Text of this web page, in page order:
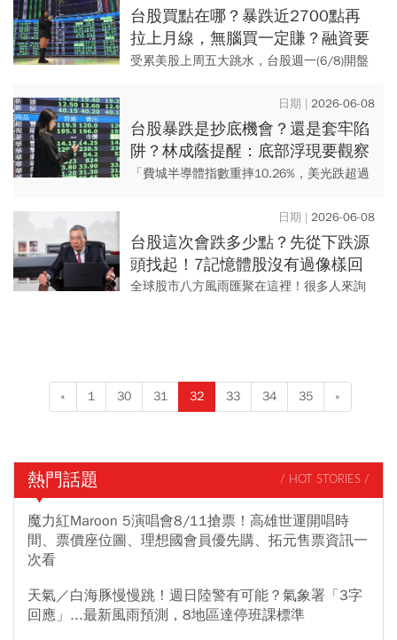
來到42376...
台股買點在哪？暴跌近2700點再
拉上月線，無腦買一定賺？融資要
殺多少才夠？股海老手給「搶股最
受累美股上周五大跳水，台股週一(6/8)開盤
暴跌近2700點，寫下台股史上盤中最大跌點
紀錄，上市公...
2026-06-08
台股暴跌是抄底機會？還是套牢陷
阱？林成蔭提醒：底部浮現要觀察
這4點
「費城半導體指數重摔10.26%，美光跌超過
盤破紀錄跌了3006點！」 就在2026年6月...
2026-06-08
台股這次會跌多少點？先從下跌源
頭找起！7記憶體股沒有過像樣回
檔，謝金河點1族群恐無天險可守
全球股市八方風雨匯聚在這裡！很多人來詢
« 1 30 31 32 33 34 35 »
熱門話題 / HOT STORIES /
魔力紅Maroon 5演唱會8/11搶票！高雄世運開唱時
間、票價座位圖、理想國會員優先購、拓元售票資訊一
次看
天氣／白海豚慢慢跳！週日陸警有可能？氣象署「3字
回應」...最新風雨預測，8地區達停班課標準